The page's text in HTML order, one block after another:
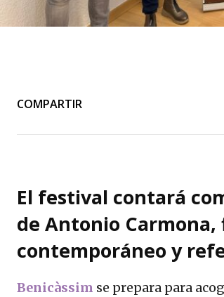
COMPARTIR
El festival contará
de Antonio
contemporáneo y
Benicàssim se prepara para